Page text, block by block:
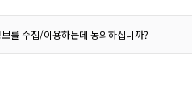
를 수집/이용하는데 동의하십니까?